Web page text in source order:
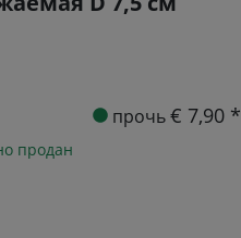
прочь€ 7,90 *
продан